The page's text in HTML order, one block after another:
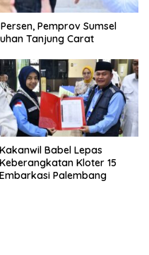
Pemprov Sumsel
Tanjung Carat
Kakanwil Babel Lepas
Keberangkatan Kloter 15
Embarkasi Palembang